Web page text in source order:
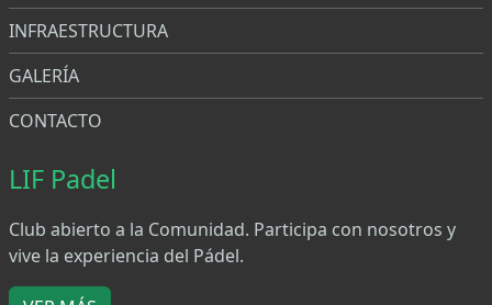
INFRAESTRUCTURA
GALERÍA
CONTACTO
LIF Padel
Club abierto a la Comunidad. Participa con nosotros y
vive la experiencia del Pádel.